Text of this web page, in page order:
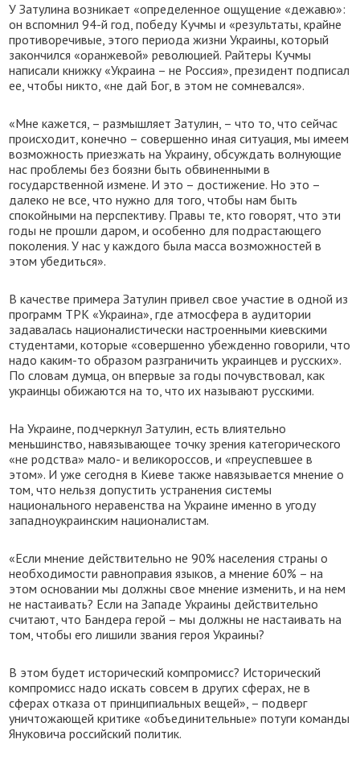
У Затулина возникает «определенное ощущение «дежавю»:
он вспомнил 94-й год, победу Кучмы и «результаты, крайне
противоречивые, этого периода жизни Украины, который
закончился «оранжевой» революцией. Райтеры Кучмы
написали книжку «Украина – не Россия», президент подписал
ее, чтобы никто, «не дай Бог, в этом не сомневался».
«Мне кажется, – размышляет Затулин, – что то, что сейчас
происходит, конечно – совершенно иная ситуация, мы имеем
возможность приезжать на Украину, обсуждать волнующие
нас проблемы без боязни быть обвиненными в
государственной измене. И это – достижение. Но это –
далеко не все, что нужно для того, чтобы нам быть
спокойными на перспективу. Правы те, кто говорят, что эти
годы не прошли даром, и особенно для подрастающего
поколения. У нас у каждого была масса возможностей в
этом убедиться».
В качестве примера Затулин привел свое участие в одной из
программ ТРК «Украина», где атмосфера в аудитории
задавалась националистически настроенными киевскими
студентами, которые «совершенно убежденно говорили, что
надо каким-то образом разграничить украинцев и русских».
По словам думца, он впервые за годы почувствовал, как
украинцы обижаются на то, что их называют русскими.
На Украине, подчеркнул Затулин, есть влиятельно
меньшинство, навязывающее точку зрения категорического
«не родства» мало- и великороссов, и «преуспевшее в
этом». И уже сегодня в Киеве также навязывается мнение о
том, что нельзя допустить устранения системы
национального неравенства на Украине именно в угоду
западноукраинским националистам.
«Если мнение действительно не 90% населения страны о
необходимости равноправия языков, а мнение 60% – на
этом основании мы должны свое мнение изменить, и на нем
не настаивать? Если на Западе Украины действительно
считают, что Бандера герой – мы должны не настаивать на
том, чтобы его лишили звания героя Украины?
В этом будет исторический компромисс? Исторический
компромисс надо искать совсем в других сферах, не в
сферах отказа от принципиальных вещей», – подверг
уничтожающей критике «объединительные» потуги команды
Януковича российский политик.